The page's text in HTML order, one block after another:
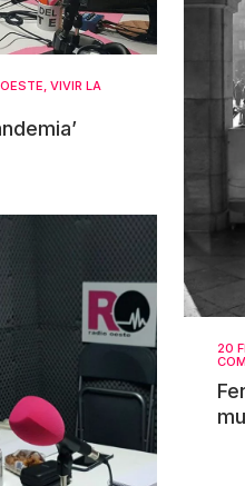
, VIVIR LA
20